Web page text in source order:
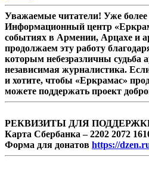
Уважаемые читатели! Уже более
Информационный центр
событиях в Армении, Арцахе и
продолжаем эту работу
которым небезразличны судьба
независимая журналистика.
и хотите, чтобы «Еркрамас»
можете поддержать проект
РЕКВИЗИТЫ ДЛЯ
Карта Сбербанка – 2202 2072
Форма для донатов https://